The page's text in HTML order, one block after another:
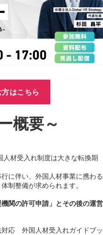
はこちら
概要～
材受入れ制度は大きな転換期
に伴い、外国人材事業に携わる
制整備が求められます。
機関の許可申請」とその後の運営
対応 外国人材受入れガイドブッ